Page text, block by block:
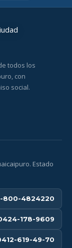
todos los
con
social.
Estado
800-4824220
178-9609
619-49-70